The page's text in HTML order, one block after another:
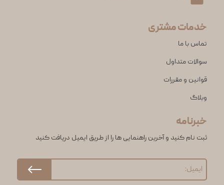
خدمات مشتری
تماس با ما
سوالات متداول
قوانین و مقررات
وبلاگ
خبرنامه
ثبت نام کنید و آخرین راهنمایی ها را از طریق ایمیل دریافت کنید